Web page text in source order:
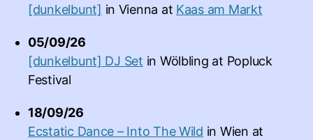
[dunkelbunt] in Vienna at Kaas am Markt
05/09/26
[dunkelbunt] DJ Set in Wölbling at Popluck
Festival
18/09/26
Ecstatic Dance – Into The Wild in Wien at